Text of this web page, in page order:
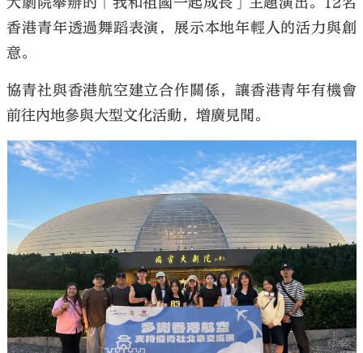
香港青年透過舞蹈表演，展示本地年輕人的活力與創
意。
協青社與香港航空建立合作關係，讓香港青年有機會
前往內地參與大型文化活動，增廣見聞。